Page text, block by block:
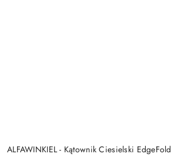
ALFAWINKIEL - Kątownik Ciesielski EdgeFold